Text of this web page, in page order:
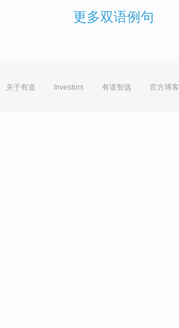
更多双语例句
关于有道 Investors 有道智选 官方博客